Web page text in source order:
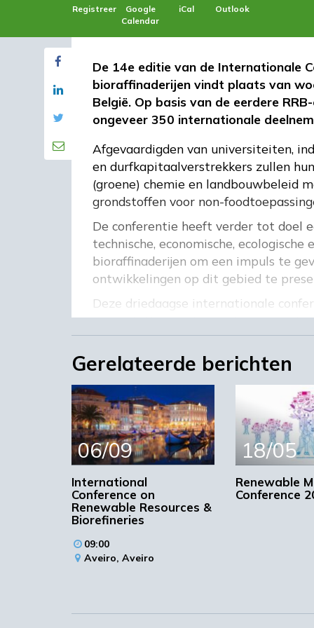
Registreer
Google
Calendar
iCal Outlook
De 14e editie van de Internationale
bioraffinaderijen vindt plaats van
België. Op basis van de eerdere
ongeveer 350 internationale
Afgevaardigden van universiteiten,
en durfkapitaalverstrekkers zullen
(groene) chemie en landbouwbeleid
grondstoffen voor non-
De conferentie heeft verder tot doel
technische, economische,
bioraffinaderijen om een ​​impuls te
ontwikkelingen op dit gebied te
Deze driedaagse internationale
presentaties, postersessies en een
de mogelijkheid om een
Op het
volgende
Bioactieve verbindingen uit
Biobased materialen
Biomassafractionering
Biokatalyse voor bioresource-
Bioproducten uit houtachtige
bioraffinaderijen
Gerelateerde berichten
06/09
International
Conference on
Renewable Resources &
Biorefineries
09:00
Aveiro, Aveiro
18/05
Renewable
Conference